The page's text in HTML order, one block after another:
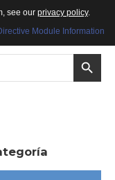
see our privacy policy.